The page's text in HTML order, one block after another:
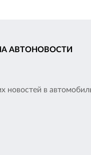
АВТОНОВОСТИ
новостей в